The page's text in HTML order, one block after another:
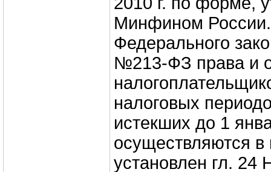
Минфином России.
Федерального
№213‑ФЗ права и
налоговых
истекших до 1
осуществляются в
установлен гл. 24